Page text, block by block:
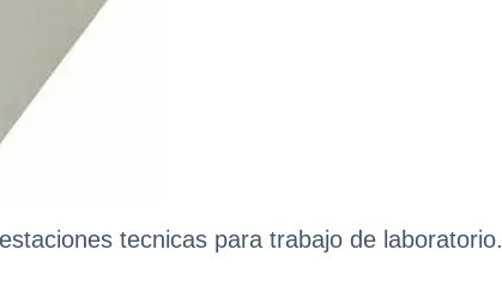
tecnicas para trabajo de laboratorio.